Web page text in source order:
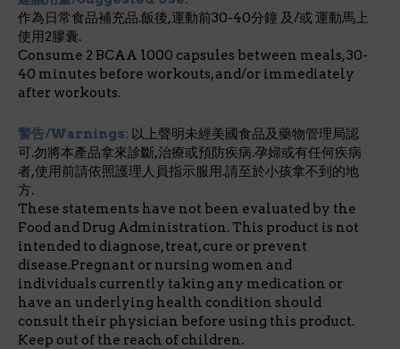
作為日常食品補充品.飯後,運動前30-40分鐘 及/或 運動馬上
使用2膠囊.
Consume 2 BCAA 1000 capsules between meals, 30-
40 minutes before workouts, and/or immediately
after workouts.
警告/Warnings: 以上聲明未經美國食品及藥物管理局認
可.勿將本產品拿來診斷,治療或預防疾病.孕婦或有任何疾病
者,使用前請依照護理人員指示服用.請至於小孩拿不到的地
方.
These statements have not been evaluated by the
Food and Drug Administration. This product is not
intended to diagnose, treat, cure or prevent
disease.Pregnant or nursing women and
individuals currently taking any medication or
have an underlying health condition should
consult their physician before using this product.
Keep out of the reach of children.